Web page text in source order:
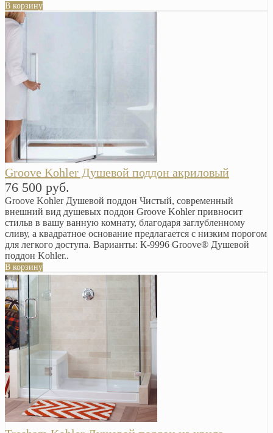
В корзину
Groove Kohler Душевой поддон акриловый
76 500 руб.
Groove Kohler Душевой поддон Чистый, современный
внешний вид душевых поддон Groove Kohler привносит
стильв в вашу ванную комнату, благодаря заглубленному
сливу, а квадратное основание предлагается с низким порогом
для легкого доступа. Варианты: К-9996 Groove® Душевой
поддон Kohler..
В корзину